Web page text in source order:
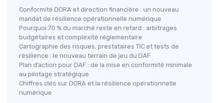
Conformité DORA et direction financière : un nouveau
mandat de résilience opérationnelle numérique
Pourquoi 70 % du marché reste en retard : arbitrages
budgétaires et complexité réglementaire
Cartographie des risques, prestataires TIC et tests de
résilience : le nouveau terrain de jeu du DAF
Plan d’action pour DAF : de la mise en conformité minimale
au pilotage stratégique
Chiffres clés sur DORA et la résilience opérationnelle
numérique